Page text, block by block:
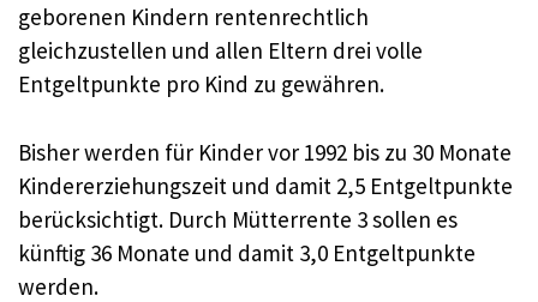
geborenen Kindern rentenrechtlich
gleichzustellen und allen Eltern drei volle
Entgeltpunkte pro Kind zu gewähren.
Bisher werden für Kinder vor 1992 bis zu 30 Monate
Kindererziehungszeit und damit 2,5 Entgeltpunkte
berücksichtigt. Durch Mütterrente 3 sollen es
künftig 36 Monate und damit 3,0 Entgeltpunkte
werden.